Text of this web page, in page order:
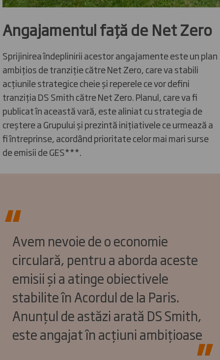
Angajamentul față de Net Zero
Sprijinirea îndeplinirii acestor angajamente este un plan
ambițios de tranziție către Net Zero, care va stabili
acțiunile strategice cheie și reperele ce vor defini
tranziția DS Smith către Net Zero. Planul, care va fi
publicat în această vară, este aliniat cu strategia de
creștere a Grupului și prezintă inițiativele ce urmează a
fi întreprinse, acordând prioritate celor mai mari surse
de emisii de GES***.
Avem nevoie de o economie
circulară, pentru a aborda aceste
emisii și a atinge obiectivele
stabilite în Acordul de la Paris.
Anunțul de astăzi arată DS Smith,
este angajat în acțiuni ambițioase